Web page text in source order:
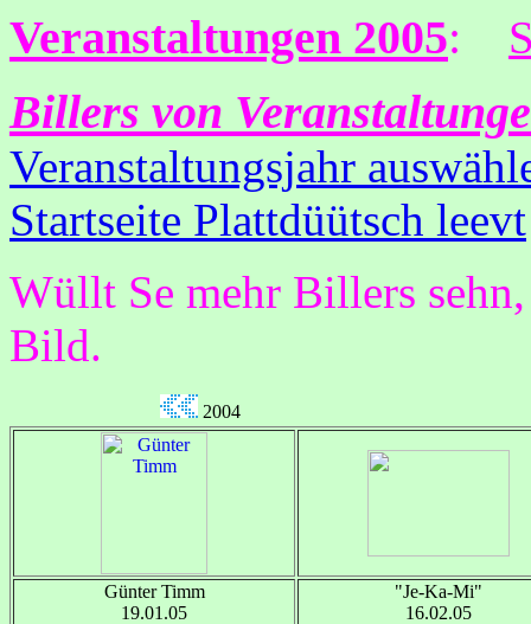
Veranstaltungen 2005:
Billers von
Veranstaltungsjahr
Startseite Plattdüütsch leevt
Wüllt Se mehr Billers
Bild.
2004
Günter Timm
19.01.05
"Je-Ka-Mi"
16.02.05